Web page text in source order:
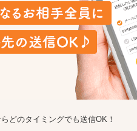
どのタイミングでも送信OK！